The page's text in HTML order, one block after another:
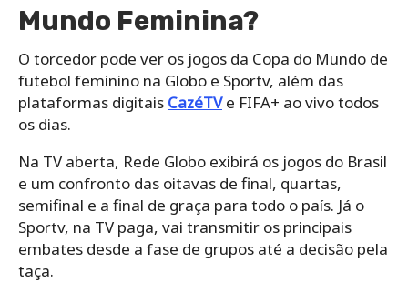
Mundo Feminina?
O torcedor pode ver os jogos da Copa do Mundo de
futebol feminino na Globo e Sportv, além das
plataformas digitais CazéTVe FIFA+ ao vivo todos
os dias.
Na TV aberta, Rede Globo exibirá os jogos do Brasil
e um confronto das oitavas de final, quartas,
semifinal e a final de graça para todo o país. Já o
Sportv, na TV paga, vai transmitir os principais
embates desde a fase de grupos até a decisão pela
taça.